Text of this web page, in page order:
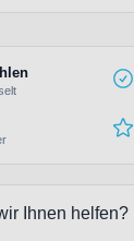
Ihnen helfen?